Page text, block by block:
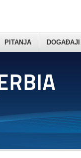
PITANJA DOGAĐAJI